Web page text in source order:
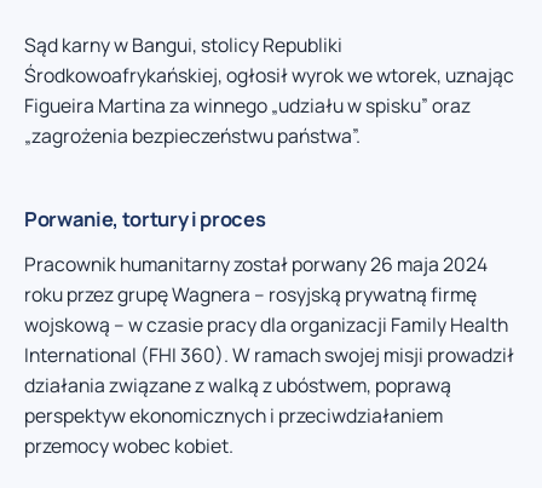
Sąd karny w Bangui, stolicy Republiki
Środkowoafrykańskiej, ogłosił wyrok we wtorek, uznając
Figueira Martina za winnego „udziału w spisku” oraz
„zagrożenia bezpieczeństwu państwa”.
Porwanie, tortury i proces
Pracownik humanitarny został porwany 26 maja 2024
roku przez grupę Wagnera – rosyjską prywatną firmę
wojskową – w czasie pracy dla organizacji Family Health
International (FHI 360). W ramach swojej misji prowadził
działania związane z walką z ubóstwem, poprawą
perspektyw ekonomicznych i przeciwdziałaniem
przemocy wobec kobiet.